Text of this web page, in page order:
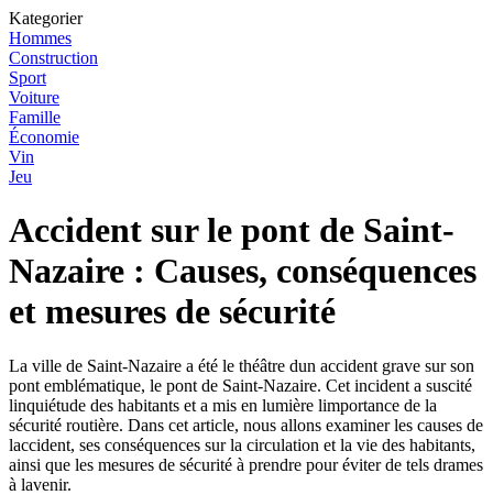
Kategorier
Hommes
Construction
Sport
Voiture
Famille
Économie
Vin
Jeu
Accident sur le pont de Saint-
Nazaire : Causes, conséquences
et mesures de sécurité
La ville de Saint-Nazaire a été le théâtre dun accident grave sur son
pont emblématique, le pont de Saint-Nazaire. Cet incident a suscité
linquiétude des habitants et a mis en lumière limportance de la
sécurité routière. Dans cet article, nous allons examiner les causes de
laccident, ses conséquences sur la circulation et la vie des habitants,
ainsi que les mesures de sécurité à prendre pour éviter de tels drames
à lavenir.